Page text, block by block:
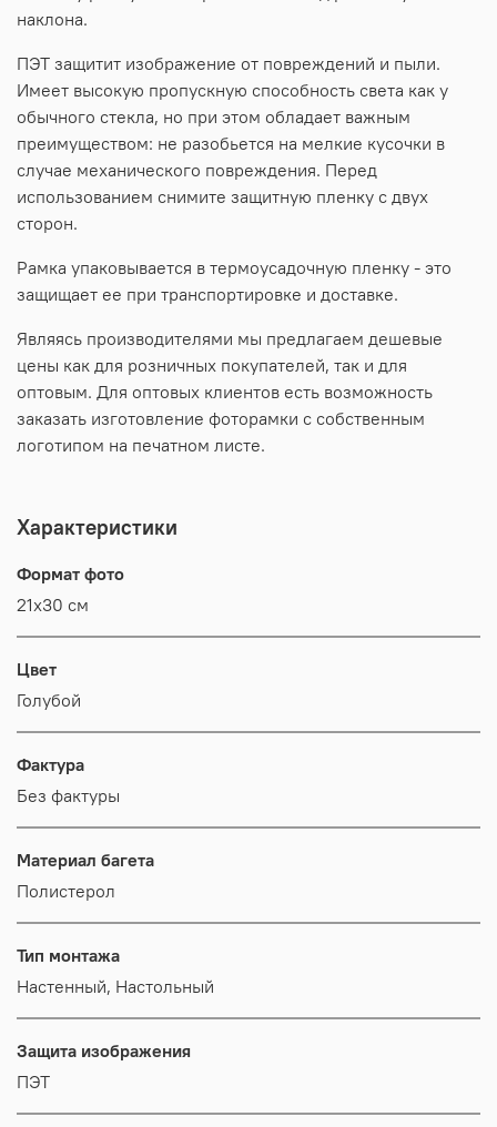
наклона.
ПЭТ защитит изображение от повреждений и пыли.
Имеет высокую пропускную способность света как у
обычного стекла, но при этом обладает важным
преимуществом: не разобьется на мелкие кусочки в
случае механического повреждения. Перед
использованием снимите защитную пленку с двух
сторон.
Рамка упаковывается в термоусадочную пленку - это
защищает ее при транспортировке и доставке.
Являясь производителями мы предлагаем дешевые
цены как для розничных покупателей, так и для
оптовым. Для оптовых клиентов есть возможность
заказать изготовление фоторамки с собственным
логотипом на печатном листе.
Характеристики
Формат фото
21х30 см
Цвет
Голубой
Фактура
Без фактуры
Материал багета
Полистерол
Тип монтажа
Настенный, Настольный
Защита изображения
ПЭТ